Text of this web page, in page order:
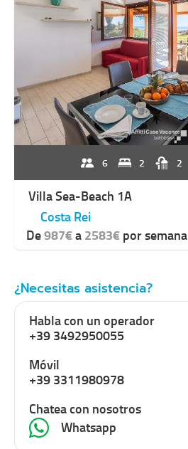
6 2 2
Villa Sea-Beach 1A
Costa Rei
De987€a2583€por semana
¿Necesitas asistencia?
Habla con un operador
+39 3492950055
Móvil
+39 3311980978
Chatea con nosotros
Whatsapp